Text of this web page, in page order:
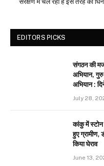
EDITORS PICKS
संगठन की
अभियान, गुरु
अभियान :
July 28,
कांकु में
हुए ग्रामीण,
किया घेराव
June 13,